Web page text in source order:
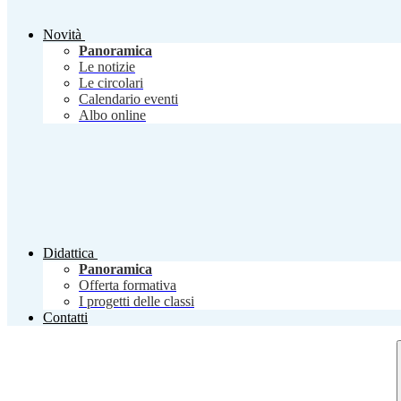
Novità
Panoramica
Le notizie
Le circolari
Calendario eventi
Albo online
Didattica
Panoramica
Offerta formativa
I progetti delle classi
Contatti